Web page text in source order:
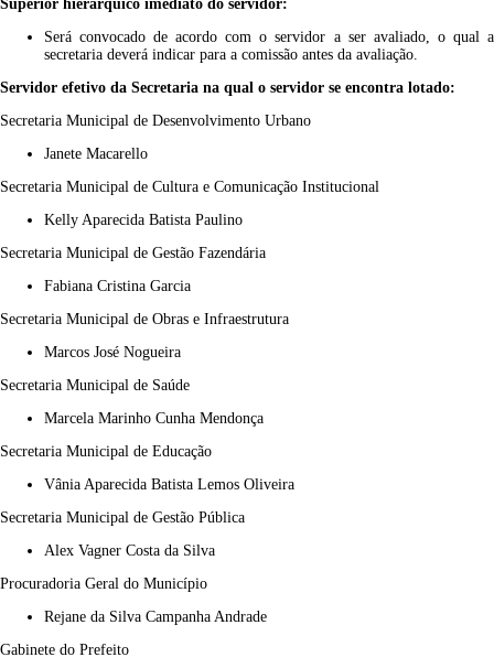
Superior hierárquico imediato do servidor:
Será convocado de acordo com o servidor a ser avaliado, o qual a
secretaria deverá indicar para a comissão antes da avaliação.
Servidor efetivo da Secretaria na qual o servidor se encontra lotado:
Secretaria Municipal de Desenvolvimento Urbano
Janete Macarello
Secretaria Municipal de Cultura e Comunicação Institucional
Kelly Aparecida Batista Paulino
Secretaria Municipal de Gestão Fazendária
Fabiana Cristina Garcia
Secretaria Municipal de Obras e Infraestrutura
Marcos José Nogueira
Secretaria Municipal de Saúde
Marcela Marinho Cunha Mendonça
Secretaria Municipal de Educação
Vânia Aparecida Batista Lemos Oliveira
Secretaria Municipal de Gestão Pública
Alex Vagner Costa da Silva
Procuradoria Geral do Município
Rejane da Silva Campanha Andrade
Gabinete do Prefeito